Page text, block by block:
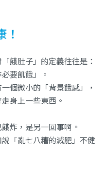
餓肚子」的定義往往是：
要飢餓」。
個微小的「背景餓感」，
身上一些東西。
炸，是另一回事啊。
「亂七八糟的減肥」不健